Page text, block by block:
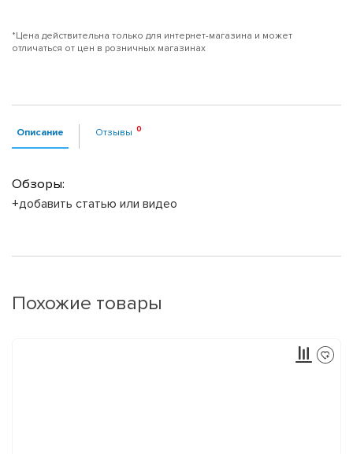
*Цена действительна только для интернет-магазина и может
отличаться от цен в розничных магазинах
Описание Отзывы
Обзоры:
+добавить статью или видео
Похожие товары